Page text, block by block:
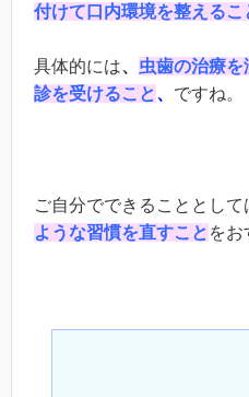
付けて口内環境を整えるこ
具体的には、 虫歯の治療を
診を受けること、 ですね。
ご自分でできることとして
ような習慣を直すこと をお